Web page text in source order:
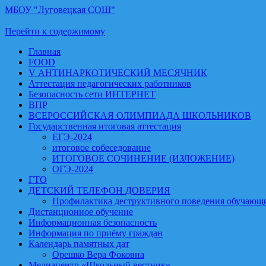
МБОУ "Луговецкая СОШ"
Перейти к содержимому
Главная
FOOD
V АНТИНАРКОТИЧЕСКИЙ МЕСЯЧНИК
Аттестация педагогических работников
Безопасность сети ИНТЕРНЕТ
ВПР
ВСЕРОССИЙСКАЯ ОЛИМПИАДА ШКОЛЬНИКОВ
Государственная итоговая аттестация
ЕГЭ-2024
итоговое собеседование
ИТОГОВОЕ СОЧИНЕНИЕ (ИЗЛОЖЕНИЕ)
ОГЭ-2024
ГТО
ДЕТСКИЙ ТЕЛЕФОН ДОВЕРИЯ
Профилактика деструктивного поведения
Дистанционное обучение
Информационная безопасность
Информация по приёму граждан
Календарь памятных дат
Орешко Вера Фоковна